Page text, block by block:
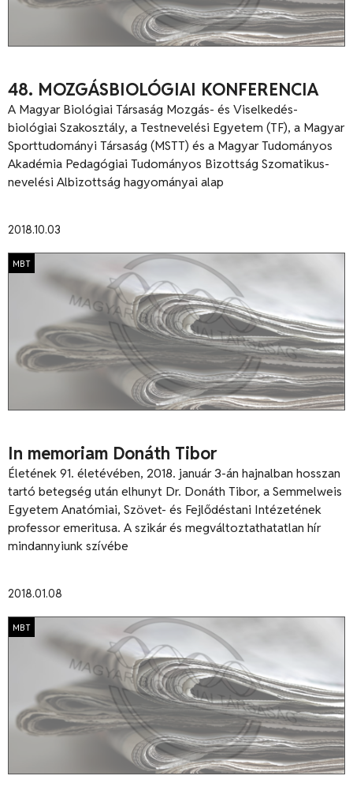
48. MOZGÁSBIOLÓGIAI KONFERENCIA
2018.10.03
A Magyar Biológiai Társaság Mozgás- és Viselkedés-
biológiai Szakosztály, a Testnevelési Egyetem (TF), a Magyar
Sporttudományi Társaság (MSTT) és a Magyar Tudományos
Akadémia Pedagógiai Tudományos Bizottság Szomatikus-
nevelési Albizottság hagyományai alap
In memoriam Donáth Tibor
MBT
2018.01.08
Életének 91. életévében, 2018. január 3-án hajnalban hosszan
tartó betegség után elhunyt Dr. Donáth Tibor, a Semmelweis
Egyetem Anatómiai, Szövet- és Fejlődéstani Intézetének
professor emeritusa. A szikár és megváltoztathatatlan hír
mindannyiunk szívébe
MBT